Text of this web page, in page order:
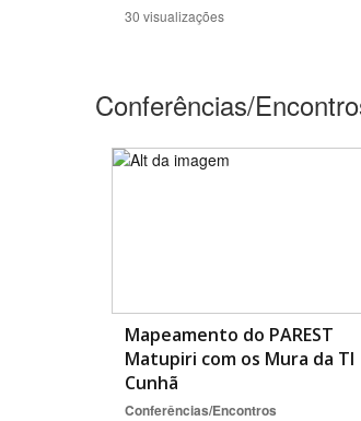
30 visualizações
Conferências/
Mapeamento do PAREST
Matupiri com os Mura da TI
Cunhã
Conferências/Encontros